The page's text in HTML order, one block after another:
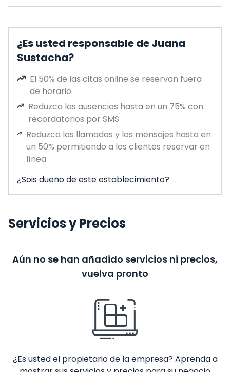
¿Es usted responsable de Juana
Sustacha?
El 50% de las citas online se reservan fuera
de horario
Reduzca las ausencias hasta en un 75% con
recordatorios por SMS
Reduzca las llamadas y los mensajes hasta en
un 50% permitiendo a los clientes reservar en
línea
¿Sois dueño de este establecimiento?
Servicios y Precios
Aún no se han añadido servicios ni precios,
vuelva pronto
¿Es usted el propietario de la empresa? Aprenda a